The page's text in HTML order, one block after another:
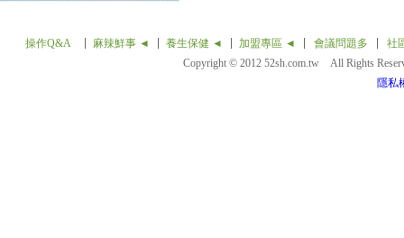
操作Q&A 麻辣鮮事 ◄ 養生保健 ◄ 加盟專區 ◄ 會議問題多
社
Copyright © 2012 52sh.com.tw All Rights
隱私